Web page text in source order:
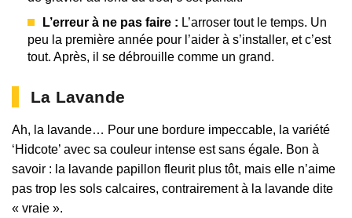
L’erreur à ne pas faire : L’arroser tout le temps. Un
peu la première année pour l’aider à s’installer, et c’est
tout. Après, il se débrouille comme un grand.
La Lavande
Ah, la lavande… Pour une bordure impeccable, la variété
‘Hidcote’ avec sa couleur intense est sans égale. Bon à
savoir : la lavande papillon fleurit plus tôt, mais elle n’aime
pas trop les sols calcaires, contrairement à la lavande dite
« vraie ».